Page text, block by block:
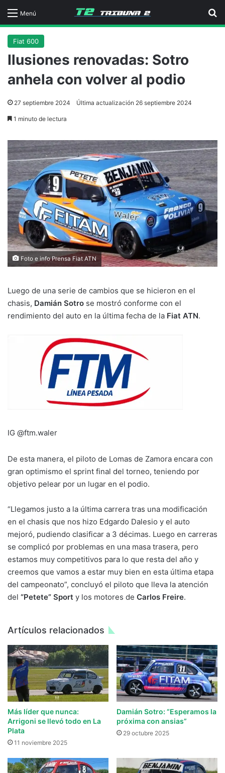
Menú
Fiat 600
Ilusiones renovadas: Sotro
anhela con volver al podio
27 septiembre 2024 Última actualización 26 septiembre 2024
1 minuto de lectura
Foto e info Prensa Fiat ATN
Luego de una serie de cambios que se hicieron en el
chasis, Damián Sotro se mostró conforme con el
rendimiento del auto en la última fecha de la Fiat ATN.
IG @ftm.waler
De esta manera, el piloto de Lomas de Zamora encara con
gran optimismo el sprint final del torneo, teniendo por
objetivo pelear por un lugar en el podio.
“Llegamos justo a la última carrera tras una modificación
en el chasis que nos hizo Edgardo Dalesio y el auto
mejoró, pudiendo clasificar a 3 décimas. Luego en carreras
se complicó por problemas en una masa trasera, pero
estamos muy competitivos para lo que resta del año y
creemos que vamos a estar muy bien en esta última etapa
del campeonato”, concluyó el piloto que lleva la atención
del “Petete” Sport y los motores de Carlos Freire.
Artículos relacionados
Más líder que nunca:
Arrigoni se llevó todo en La
Plata
11 noviembre 2025
Damián Sotro: “Esperamos la
próxima con ansias”
29 octubre 2025